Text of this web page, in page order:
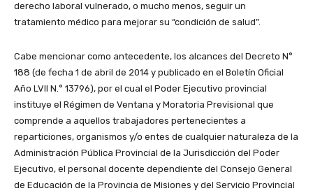
derecho laboral vulnerado, o mucho menos, seguir un
tratamiento médico para mejorar su “condición de salud”.
Cabe mencionar como antecedente, los alcances del Decreto N°
188 (de fecha 1 de abril de 2014 y publicado en el Boletín Oficial
Año LVII N.° 13796), por el cual el Poder Ejecutivo provincial
instituye el Régimen de Ventana y Moratoria Previsional que
comprende a aquellos trabajadores pertenecientes a
reparticiones, organismos y/o entes de cualquier naturaleza de la
Administración Pública Provincial de la Jurisdicción del Poder
Ejecutivo, el personal docente dependiente del Consejo General
de Educación de la Provincia de Misiones y del Servicio Provincial